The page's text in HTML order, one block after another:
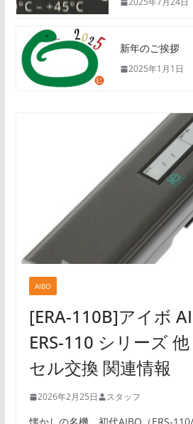
新年のご挨拶
2025年1月1日
AIBO
[ERA-110B]アイボ
ERS-110 シリーズ
セル交換 関連情報
2026年2月25日 スタッフ